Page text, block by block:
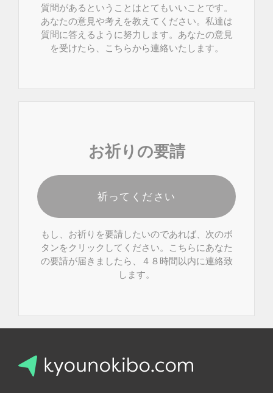
質問があるということはとてもいいことです。
あなたの意見や考えを教えてください。私達は
質問に答えるように努力します。あなたの意見
を受けたら、こちらから連絡いたします。
お祈りの要請
祈ってください
もし、お祈りを要請したいのであれば、次のボ
タンをクリックしてください。こちらにあなた
の要請が届きましたら、４８時間以内に連絡致
します。